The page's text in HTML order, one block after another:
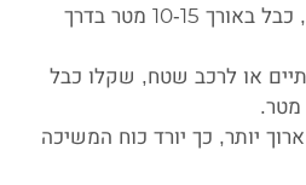
לשימושים ביתיים, כבל באורך 10-15 מטר בדרך
או לרכב שטח, שקלו כבל
יותר, כך יורד כוח המשיכה